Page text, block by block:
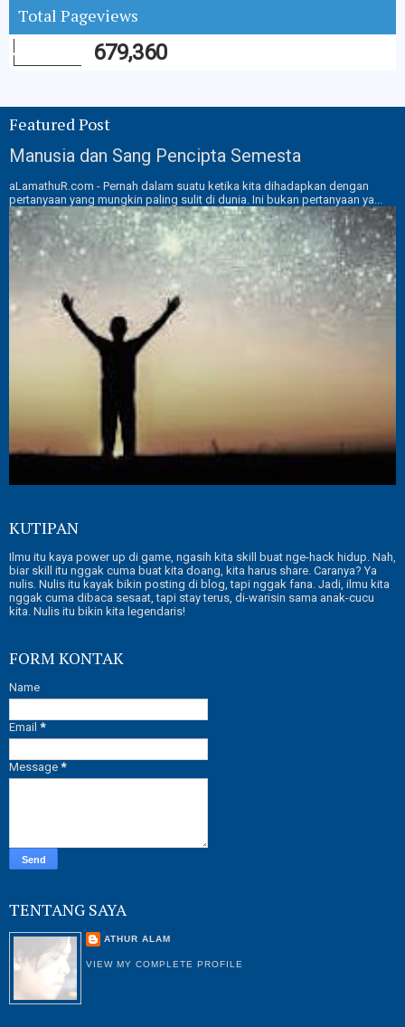
Total Pageviews
679,360
Featured Post
Manusia dan Sang Pencipta Semesta
aLamathuR.com - Pernah dalam suatu ketika kita dihadapkan dengan
pertanyaan yang mungkin paling sulit di dunia. Ini bukan pertanyaan ya...
KUTIPAN
Ilmu itu kaya power up di game, ngasih kita skill buat nge-hack hidup. Nah,
biar skill itu nggak cuma buat kita doang, kita harus share. Caranya? Ya
nulis. Nulis itu kayak bikin posting di blog, tapi nggak fana. Jadi, ilmu kita
nggak cuma dibaca sesaat, tapi stay terus, di-warisin sama anak-cucu
kita. Nulis itu bikin kita legendaris!
FORM KONTAK
Name
Email *
Message *
TENTANG SAYA
ATHUR ALAM
VIEW MY COMPLETE PROFILE